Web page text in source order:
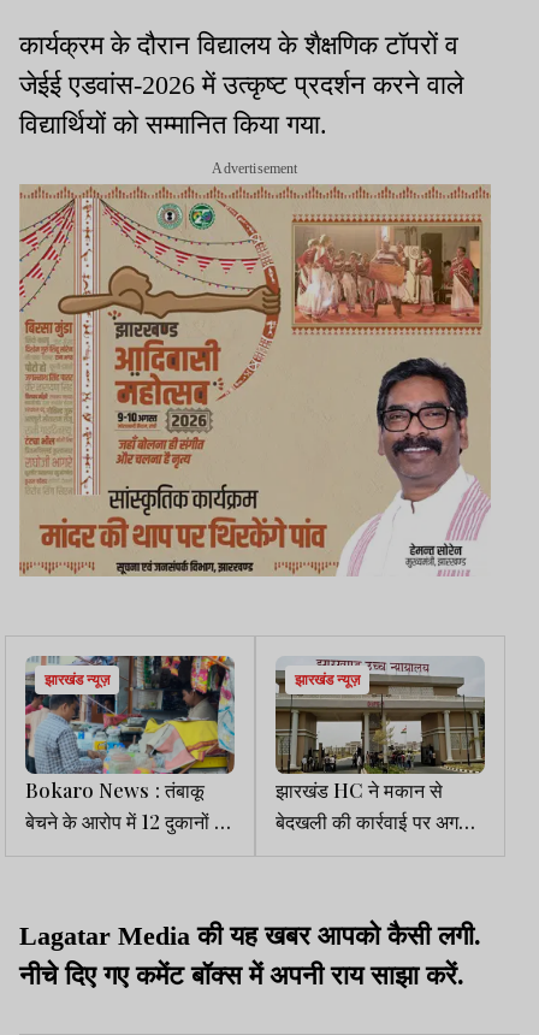
कार्यक्रम के दौरान विद्यालय के शैक्षणिक टॉपरों व
जेईई एडवांस-2026 में उत्कृष्ट प्रदर्शन करने वाले
विद्यार्थियों को सम्मानित किया गया.
Advertisement
झारखंड न्यूज़
Bokaro News : तंबाकू
बेचने के आरोप में 12 दुकानों से
वसूला 3750 रुपये जुर्माना
झारखंड न्यूज़
झारखंड HC ने मकान से
बेदखली की कार्रवाई पर अगले
आदेश तक लगाई रोक
Lagatar Media की यह खबर आपको कैसी लगी.
नीचे दिए गए कमेंट बॉक्स में अपनी राय साझा करें.